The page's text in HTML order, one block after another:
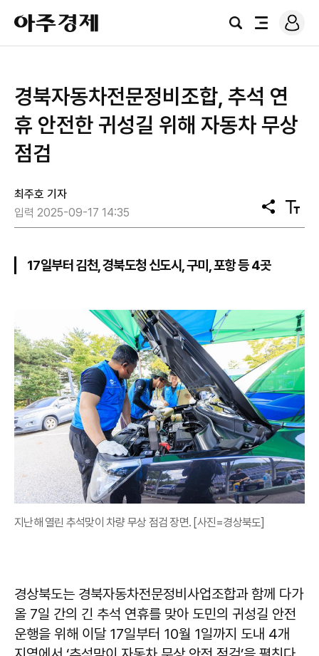
아
주
경
검
전
로
그
경북자동차전문정비조합, 추석 연
휴 안전한 귀성길 위해 자동차 무상
점검
최주호 기자
입력 2025-09-17 14:35
공
유
텍
스
17일부터 김천, 경북도청 신도시, 구미, 포항 등 4곳
지난해 열린 추석맞이 차량 무상 점검 장면. [사진=경상북도]
경상북도는 경북자동차전문정비사업조합과 함께 다가
올 7일 간의 긴 추석 연휴를 맞아 도민의 귀성길 안전
운행을 위해 이달 17일부터 10월 1일까지 도내 4개